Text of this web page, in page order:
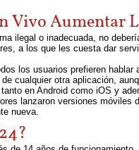
Vivo Aumentar
ilegal o inadecuada, no
a los que les cuesta dar
los usuarios prefieren
cualquier otra aplicación,
en Android como iOS y
lanzaron versiones
nueva.